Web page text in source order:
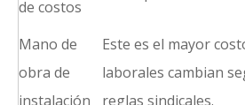
de costos
Mano de
obra de
instalación
Este es el mayor
laborales cambian
reglas sindicales.